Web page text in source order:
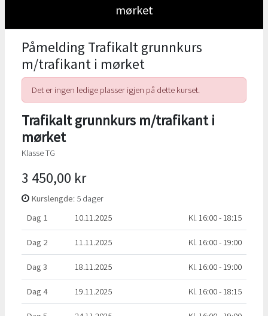
mørket
Påmelding Trafikalt grunnkurs
m/trafikant i mørket
Det er ingen ledige plasser igjen på dette kurset.
Trafikalt grunnkurs m/trafikant i
mørket
Klasse TG
3 450,00 kr
Kurslengde: 5 dager
Dag 1
10.11.2025 Kl. 16:00 - 18:15
Dag 2 11.11.2025 Kl. 16:00 - 19:00
Dag 3 18.11.2025 Kl. 16:00 - 19:00
Dag 4 19.11.2025 Kl. 16:00 - 18:15